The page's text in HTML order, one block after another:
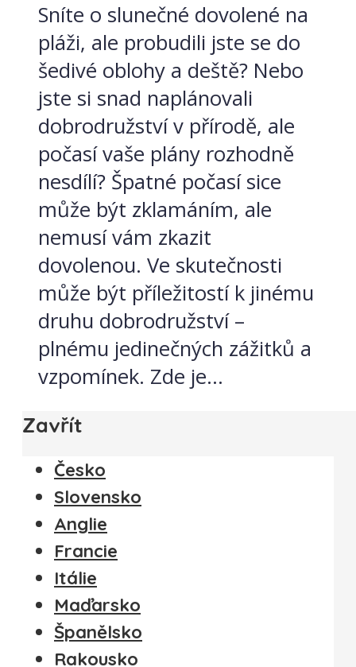
Sníte o slunečné dovolené na
pláži, ale probudili jste se do
šedivé oblohy a deště? Nebo
jste si snad naplánovali
dobrodružství v přírodě, ale
počasí vaše plány rozhodně
nesdílí? Špatné počasí sice
může být zklamáním, ale
nemusí vám zkazit
dovolenou. Ve skutečnosti
může být příležitostí k jinému
druhu dobrodružství –
plnému jedinečných zážitků a
vzpomínek. Zde je...
Zavřít
Česko
Slovensko
Anglie
Francie
Itálie
Maďarsko
Španělsko
Rakousko